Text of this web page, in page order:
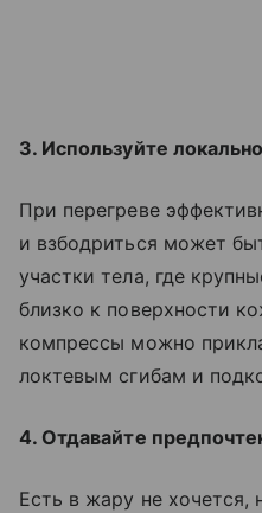
3. Используйте
При перегреве
и взбодриться может
участки тела, где
близко к поверхности
компрессы можно
локтевым сгибам и
4. Отдавайте
Есть в жару не хочется,